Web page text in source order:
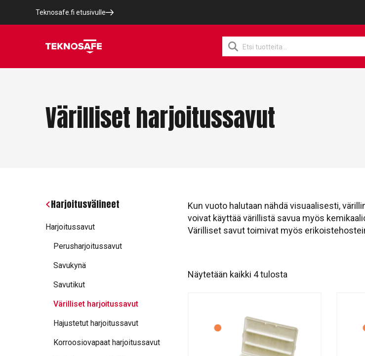
Teknosafe.fi etusivulle
Products
search
Värilliset harjoitussavut
Harjoitusvälineet
Harjoitussavut
Perusharjoitussavut
Savukynä
Savutikut
Värilliset harjoitussavut
Hajustetut harjoitussavut
Korroosiovapaat harjoitussavut
Kun vuoto halutaan nähdä visuaalisesti,
voivat käyttää värillistä savua myös
Värilliset savut toimivat myös
Näytetään kaikki 4 tulosta